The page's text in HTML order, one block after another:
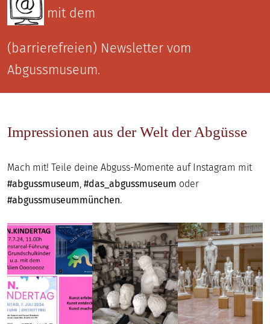
mit dem
(barrierefreien) Newsletter vom
Abgussmuseum.
Impressionen aus der Welt der Abgüsse
Mach mit! Teile deine Abguss-Momente auf Instagram mit
#abgussmuseum, #das_abgussmuseum oder
#abgussmuseummünchen.